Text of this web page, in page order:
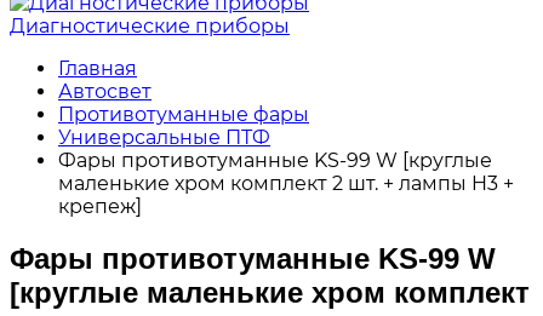
Диагностические приборы
Главная
Автосвет
Противотуманные фары
Универсальные ПТФ
Фары противотуманные KS-99 W [круглые
маленькие хром комплект 2 шт. + лампы H3 +
крепеж]
Фары противотуманные KS-99 W
[круглые маленькие хром комплект